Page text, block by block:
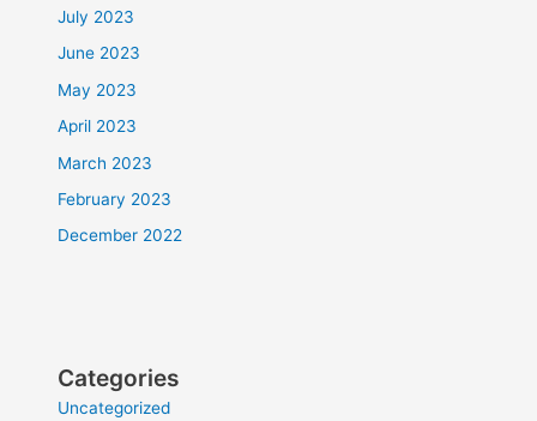
July 2023
June 2023
May 2023
April 2023
March 2023
February 2023
December 2022
Categories
Uncategorized